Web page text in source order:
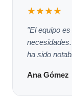
★★★★
"El equipo
ha sido
Ana Gómez